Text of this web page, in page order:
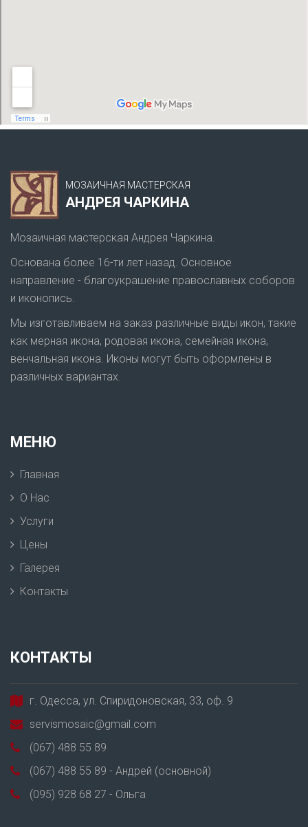
МОЗАИЧНАЯ МАСТЕРСКАЯ
АНДРЕЯ ЧАРКИНА
Мозаичная мастерская Андрея Чаркина.
Основана более 16-ти лет назад. Основное
направление - благоукрашение православных соборов
и иконопись.
Мы изготавливаем на заказ различные виды икон, такие
как мерная икона, родовая икона, семейная икона,
венчальная икона. Иконы могут быть оформлены в
различных вариантах.
МЕНЮ
Главная
О Нас
Услуги
Цены
Галерея
Контакты
КОНТАКТЫ
г. Одесса, ул. Спиридоновская, 33, оф. 9
servismosaic@gmail.com
(067) 488 55 89
(067) 488 55 89 - Андрей (основной)
(095) 928 68 27 - Ольга